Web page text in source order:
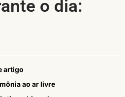
o dia:
artigo
ao ar livre